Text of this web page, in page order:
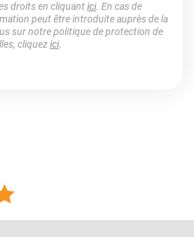
droits en cliquantici. En cas de
peut être introduite auprès de la
sur notre politique de protection de
cliquezici.